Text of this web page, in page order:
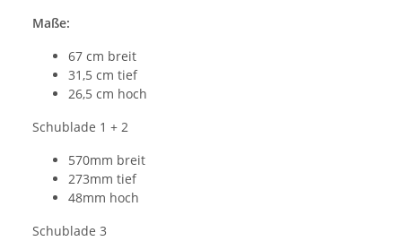
Maße:
67 cm breit
31,5 cm tief
26,5 cm hoch
Schublade 1 + 2
570mm breit
273mm tief
48mm hoch
Schublade 3